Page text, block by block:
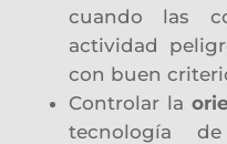
cuando las
actividad
con buen
Controlar la
tecnología